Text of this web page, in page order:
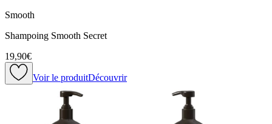
Smooth
Shampoing Smooth Secret
19,90€
Voir le produitDécouvrir